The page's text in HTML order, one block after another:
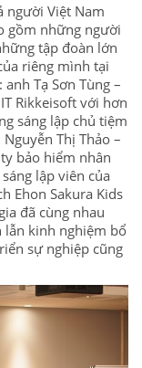
người Việt Nam
gồm những người
tập đoàn lớn
riêng mình tại
Tạ Sơn Tùng –
Rikkeisoft với hơn
sáng lập chủ tiệm
Thị Thảo –
bảo hiểm nhân
lập viên của
Ehon Sakura Kids
đã cùng nhau
lẫn kinh nghiệm bổ
sự nghiệp cũng